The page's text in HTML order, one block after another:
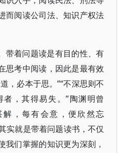
而阅读公司法、知识产权法
带着问题读是有目的性、有
思考中阅读，因此是最有效
，必本于思。”“不深思则不
，其得易失。”陶渊明曾
，每有会意，便欣然忘
实就是带着问题读书，不仅
我们掌握的知识更为深刻，